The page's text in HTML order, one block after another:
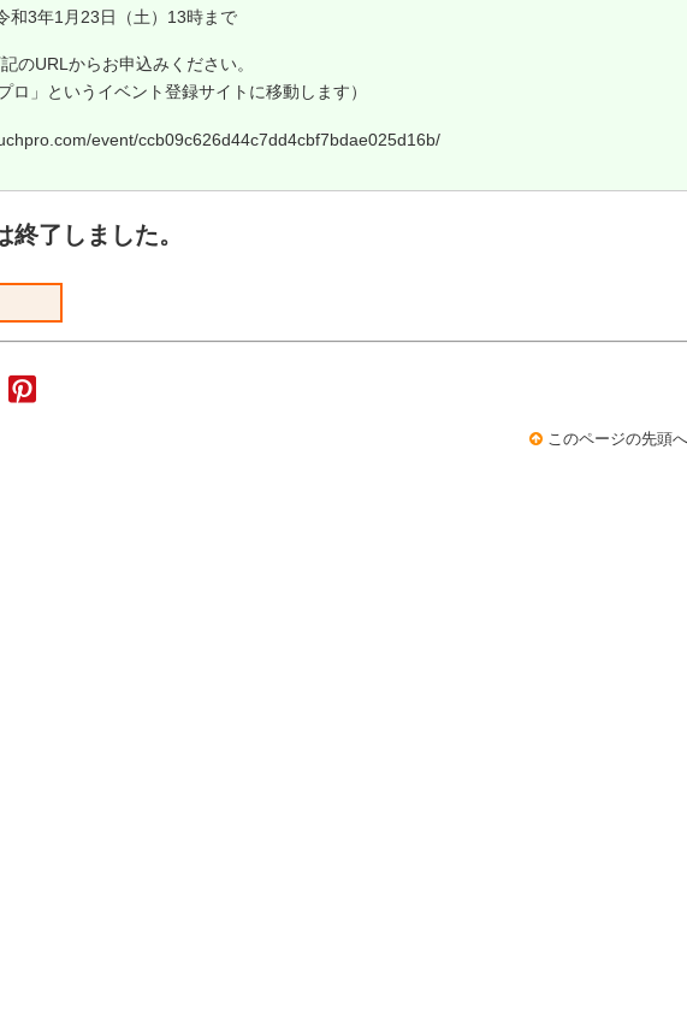
和3年1月23日（土）13時まで
のURLからお申込みください。
ロ」というイベント登録サイトに移動します）
event/ccb09c626d44c7dd4cbf7bdae025d16b/
終了しました。
このページの先頭へ